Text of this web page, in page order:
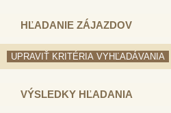
HĽADANIE ZÁJAZDOV
VÝSLEDKY HĽADANIA